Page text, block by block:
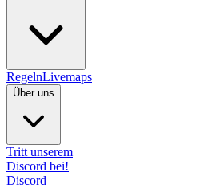
RegelnLivemaps
Über uns
Tritt unserem
Discord bei!
Discord